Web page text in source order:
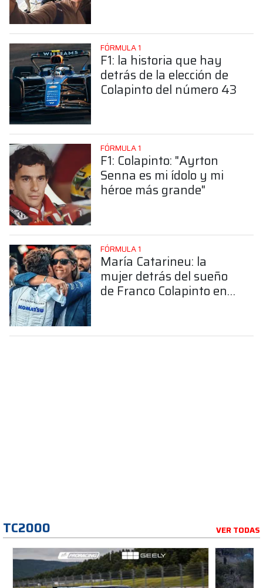
FÓRMULA 1
F1: la historia que hay
detrás de la elección de
Colapinto del número 43
FÓRMULA 1
F1: Colapinto: "Ayrton
Senna es mi ídolo y mi
héroe más grande"
FÓRMULA 1
María Catarineu: la
mujer detrás del sueño
de Franco Colapinto en
TC2000 VER TODAS